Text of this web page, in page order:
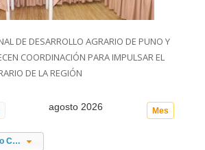
DE DESARROLLO AGRARIO DE PUNO Y
COORDINACIÓN PARA IMPULSAR EL
DE LA REGIÓN
Mes
agosto 2026
Todos los Evento Categories